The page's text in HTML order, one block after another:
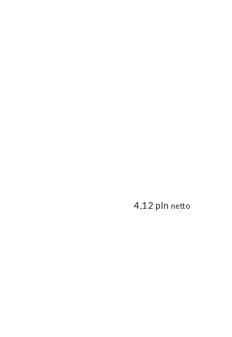
4,12 pln netto